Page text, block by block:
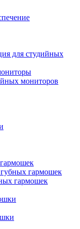
для студийных
мониторов
губных гармошек
гармошек